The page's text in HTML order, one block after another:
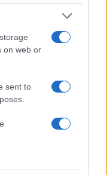
on web or
sent to